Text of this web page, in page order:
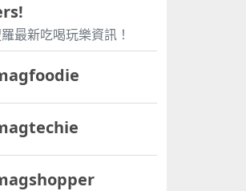
最新吃喝玩樂資訊！